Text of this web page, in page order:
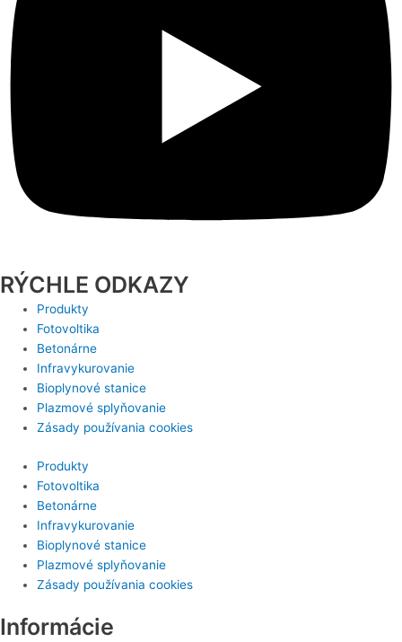
RÝCHLE ODKAZY
Produkty
Fotovoltika
Betonárne
Infravykurovanie
Bioplynové stanice
Plazmové splyňovanie
Zásady používania cookies
Produkty
Fotovoltika
Betonárne
Infravykurovanie
Bioplynové stanice
Plazmové splyňovanie
Zásady používania cookies
Informácie